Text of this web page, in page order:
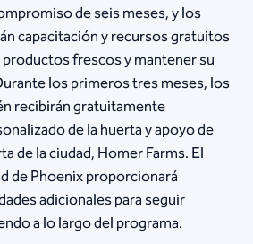
de seis meses, y los
capacitación y recursos gratuitos
frescos y mantener su
los primeros tres meses, los
recibirán gratuitamente
de la huerta y apoyo de
de la ciudad, Homer Farms. El
de Phoenix proporcionará
adicionales para seguir
a lo largo del programa.